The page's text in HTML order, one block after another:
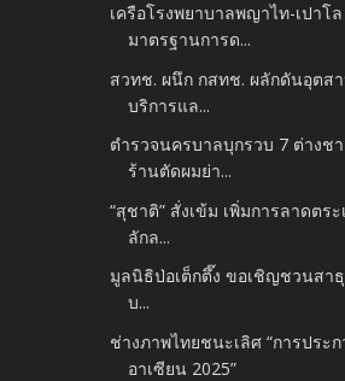
เครือโรงพยาบาลพญาไท-เปาโ
มาตรฐานการด...
สวทช. ผนึก กสทช. ผลักดันอุตส
บริการแล...
ตำรวจนครบาลบุกรวบ 7 ต่างช
ร้านตัดผมย่า...
“สุชาติ” สั่งเข้ม เพิ่มการลาดตร
ลักล...
มูลนิธิป่อเต็กตึ๊ง ขอเชิญชวนสา
บ...
ช่างภาพไทยชนะเลิศ “การประ
อาเซียน 2025”